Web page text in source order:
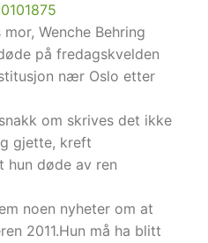
Wenche Behring
på fredagskvelden
nær Oslo etter
om skrives det ikke
gjette, kreft
hun døde av ren
noen nyheter om at
2011.Hun må ha blitt